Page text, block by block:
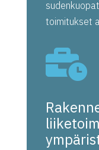
toimitukset
